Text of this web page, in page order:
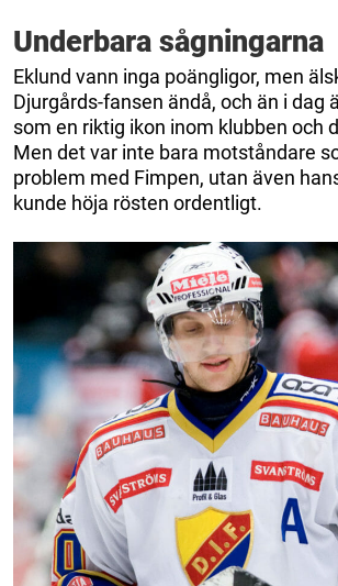
Underbara sågningarna
Eklund vann inga poängligor, men
Djurgårds-fansen ändå, och än i dag
som en riktig ikon inom klubben och
Men det var inte bara motståndare
problem med Fimpen, utan även
kunde höja rösten ordentligt.